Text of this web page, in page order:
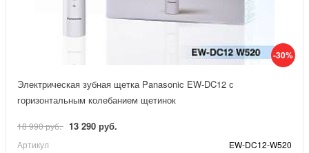
-30%
Электрическая зубная щетка Panasonic EW-DC12 с
горизонтальным колебанием щетинок
18 990 руб. 13 290 руб.
Артикул EW-DC12-W520